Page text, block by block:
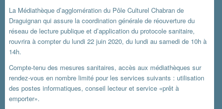
La Médiathèque d’agglomération du Pôle Culturel Chabran de
Draguignan qui assure la coordination générale de réouverture du
réseau de lecture publique et d’application du protocole sanitaire,
rouvrira à compter du lundi 22 juin 2020, du lundi au samedi de 10h à
14h.
Compte-tenu des mesures sanitaires, accès aux médiathèques sur
rendez-vous en nombre limité pour les services suivants : utilisation
des postes informatiques, conseil lecteur et service «prêt à
emporter».